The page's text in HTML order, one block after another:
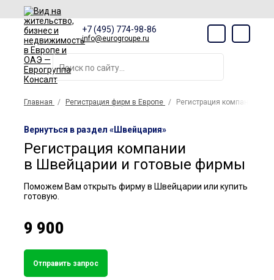
+7 (495) 774-98-86
info@eurogroupe.ru
Главная Регистрация фирм в Европе Регистрация компании в
Вернуться в раздел «Швейцария»
Регистрация компании
в Швейцарии и готовые фирмы
Поможем Вам открыть фирму в Швейцарии или купить
готовую.
9 900
Отправить запрос